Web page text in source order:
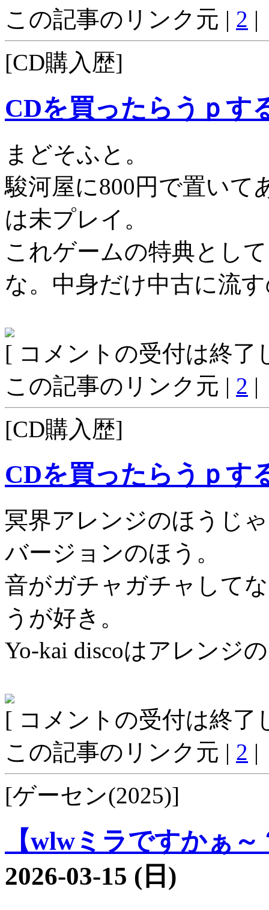
この記事のリンク元 | 2 |
[CD購入歴]
CDを買ったらうｐす
まどそふと。
駿河屋に800円で置いて
は未プレイ。
これゲームの特典とし
な。中身だけ中古に流
[ コメントの受付は終了
この記事のリンク元 | 2 |
[CD購入歴]
CDを買ったらうｐす
冥界アレンジのほうじ
バージョンのほう。
音がガチャガチャして
うが好き。
Yo-kai discoはアレンジ
[ コメントの受付は終了
この記事のリンク元 | 2 |
[ゲーセン(2025)]
【wlwミラですかぁ
2026-03-15 (日)